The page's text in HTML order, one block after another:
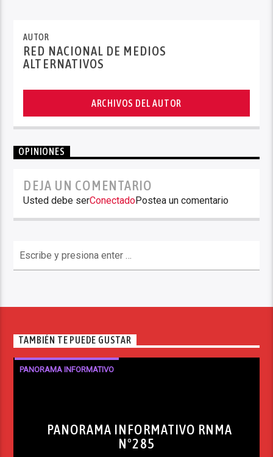
AUTOR
RED NACIONAL DE MEDIOS
ALTERNATIVOS
ARCHIVOS DEL AUTOR
OPINIONES
DEJA UN COMENTARIO
Usted debe serConectadoPostea un comentario
TAMBIÉN TE PUEDE GUSTAR
PANORAMA INFORMATIVO
PANORAMA INFORMATIVO RNMA
Nº285